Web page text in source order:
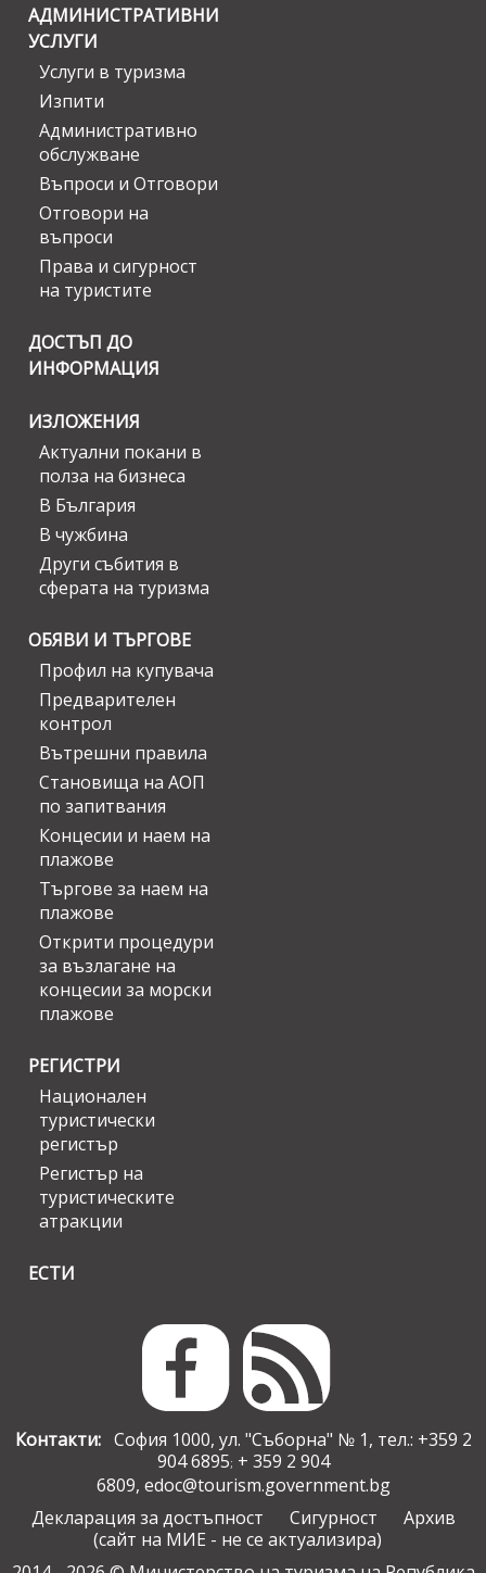
АДМИНИСТРАТИВНИ
УСЛУГИ
Услуги в туризма
Изпити
Административно
обслужване
Въпроси и Отговори
Отговори на
въпроси
Права и сигурност
на туристите
ДОСТЪП ДО
ИНФОРМАЦИЯ
ИЗЛОЖЕНИЯ
Актуални покани в
полза на бизнеса
В България
В чужбина
Други събития в
сферата на туризма
ОБЯВИ И ТЪРГОВЕ
Профил на купувача
Предварителен
контрол
Вътрешни правила
Становища на АОП
по запитвания
Концесии и наем на
плажове
Търгове за наем на
плажове
Открити процедури
за възлагане на
концесии за морски
плажове
РЕГИСТРИ
Национален
туристически
регистър
Регистър на
туристическите
атракции
ЕСТИ
Контакти:София 1000, ул. "Съборна" № 1, тел.: +359 2
904 6895; + 359 2 904
6809, edoc@tourism.government.bg
Декларация за достъпност
Сигурност
Архив
(сайт на МИЕ - не се актуализира)